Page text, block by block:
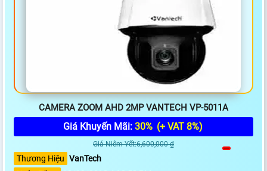
CAMERA ZOOM AHD 2MP VANTECH VP-5011A
Giá Khuyến Mãi: 30% (+ VAT 8%)
Giá Niêm Yết:6,600,000 ₫
Thương Hiệu VanTech